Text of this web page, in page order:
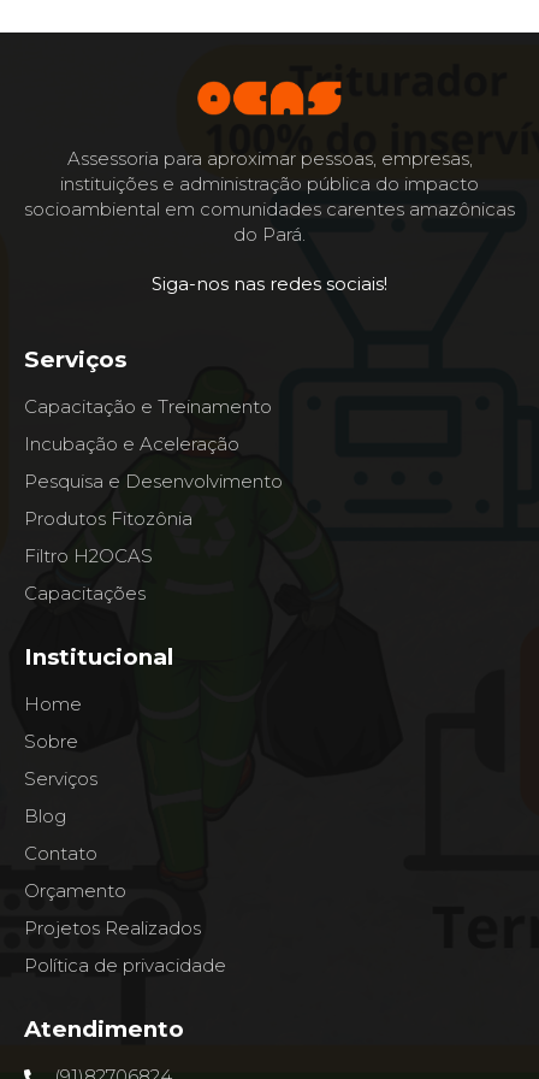
Assessoria para aproximar pessoas, empresas,
instituições e administração pública do impacto
socioambiental em comunidades carentes amazônicas
do Pará.
Siga-nos nas redes sociais!
Serviços
Capacitação e Treinamento
Incubação e Aceleração
Pesquisa e Desenvolvimento
Produtos Fitozônia
Filtro H2OCAS
Capacitações
Institucional
Home
Sobre
Serviços
Blog
Contato
Orçamento
Projetos Realizados
Política de privacidade
Atendimento